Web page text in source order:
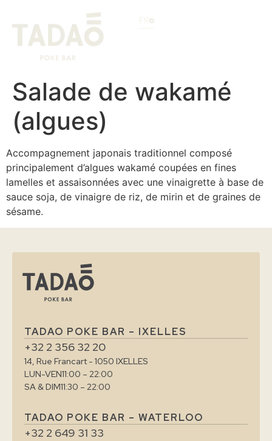
Salade de wakamé
(algues)
Accompagnement japonais traditionnel composé
principalement d’algues wakamé coupées en fines
lamelles et assaisonnées avec une vinaigrette à base de
sauce soja, de vinaigre de riz, de mirin et de graines de
sésame.
TADAO POKE BAR – IXELLES
+32 2 356 32 20
14, Rue Francart - 1050 IXELLES
LUN-VEN11:00 – 22:00
SA & DIM11:30 – 22:00
TADAO POKE BAR – WATERLOO
+32 2 649 31 33